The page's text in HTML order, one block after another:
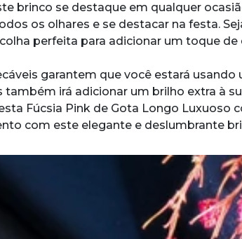
brinco se destaque em qualquer
os olhares e se destacar na festa.
perfeita para adicionar um toque
garantem que você estará usando
irá adicionar um brilho extra à
Fúcsia Pink de Gota Longo Luxuoso
com este elegante e deslumbrante